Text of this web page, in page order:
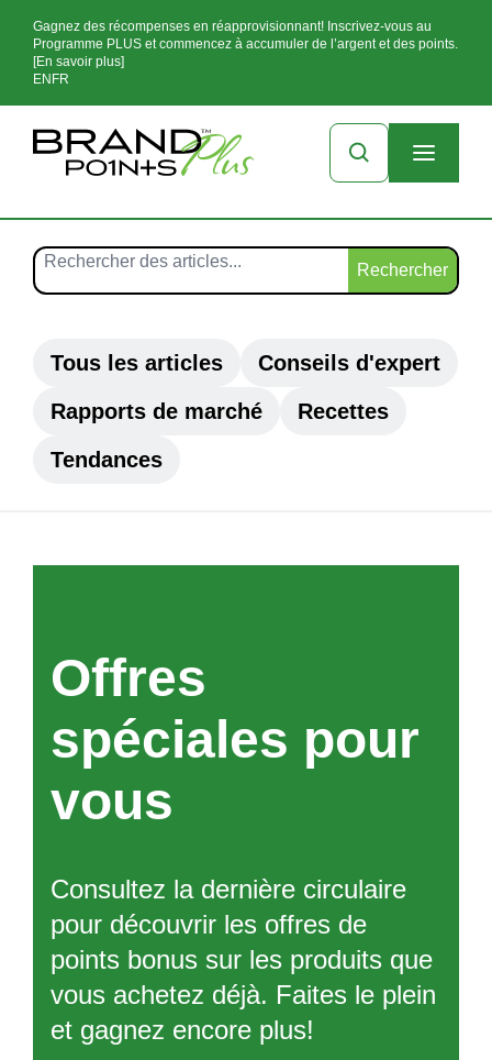
Gagnez des récompenses en réapprovisionnant! Inscrivez-vous au
Programme PLUS et commencez à accumuler de l’argent et des points.
[En savoir plus]
EN FR
Rechercher
Tous les articles
Conseils d'expert
Rapports de marché
Recettes
Tendances
Offres
spéciales pour
vous
Consultez la dernière circulaire
pour découvrir les offres de
points bonus sur les produits que
vous achetez déjà. Faites le plein
et gagnez encore plus!